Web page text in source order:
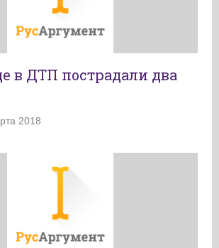
Культура
Эксклюзивы
Мнения
в ДТП пострадали два
2018